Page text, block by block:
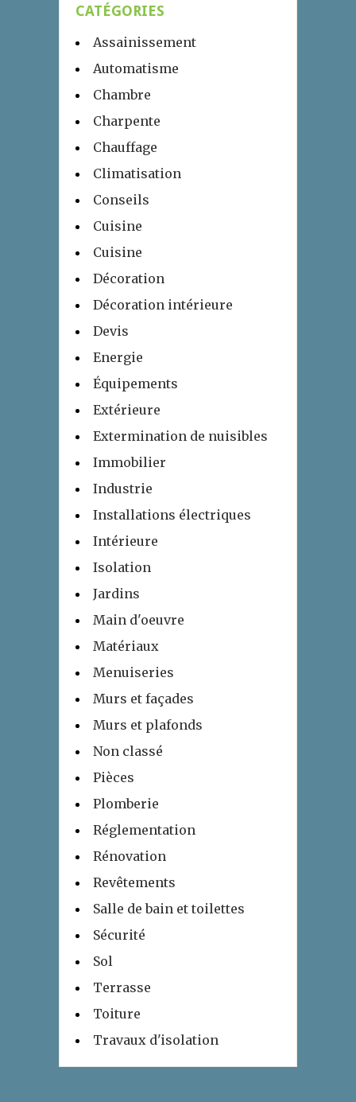
CATÉGORIES
Assainissement
Automatisme
Chambre
Charpente
Chauffage
Climatisation
Conseils
Cuisine
Cuisine
Décoration
Décoration intérieure
Devis
Energie
Équipements
Extérieure
Extermination de nuisibles
Immobilier
Industrie
Installations électriques
Intérieure
Isolation
Jardins
Main d'oeuvre
Matériaux
Menuiseries
Murs et façades
Murs et plafonds
Non classé
Pièces
Plomberie
Réglementation
Rénovation
Revêtements
Salle de bain et toilettes
Sécurité
Sol
Terrasse
Toiture
Travaux d'isolation